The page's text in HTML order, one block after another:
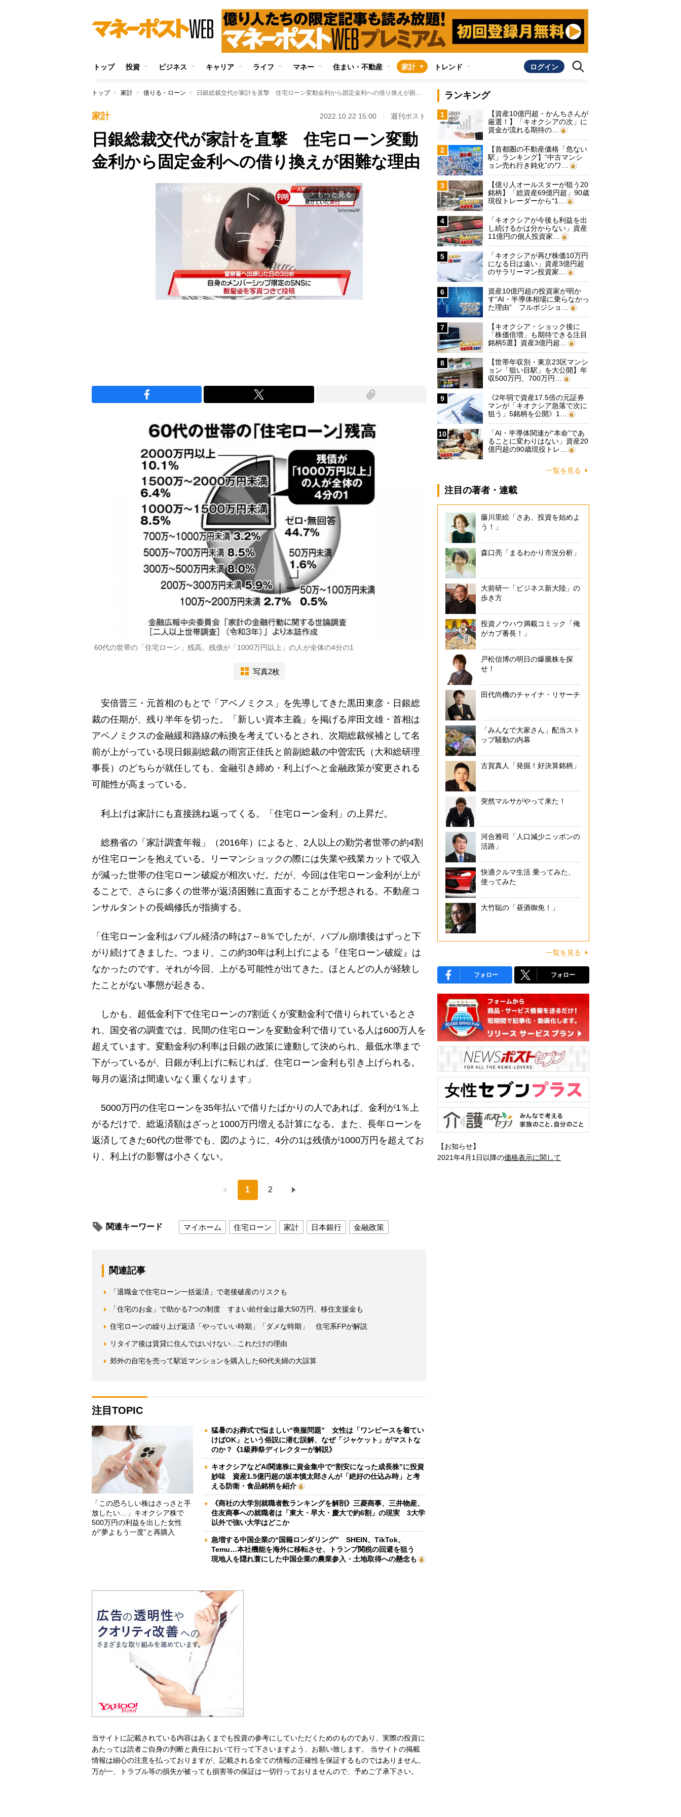
トップ 投資 ビジネス キャリア ライフ マネー 住まい・不動産 家計 トレンド ログイン
トップ 家計 借りる・ローン 日銀総裁交代が家計を直撃 住宅ローン変動金利から固定金利への借り換えが困難な理由
家計 2022.10.22 15:00 週刊ポスト
日銀総裁交代が家計を直撃 住宅ローン変動
金利から固定金利への借り換えが困難な理由
arrow_forward_ios もっと見る
60代の世帯の「住宅ローン」残高。残債が「1000万円以上」の人が全体の4分の1
写真2枚
安倍晋三・元首相のもとで「アベノミクス」を先導してきた黒田東彦・日銀総
裁の任期が、残り半年を切った。「新しい資本主義」を掲げる岸田文雄・首相は
アベノミクスの金融緩和路線の転換を考えているとされ、次期総裁候補として名
前が上がっている現日銀副総裁の雨宮正佳氏と前副総裁の中曽宏氏（大和総研理
事長）のどちらが就任しても、金融引き締め・利上げへと金融政策が変更される
可能性が高まっている。
利上げは家計にも直接跳ね返ってくる。「住宅ローン金利」の上昇だ。
総務省の「家計調査年報」（2016年）によると、2人以上の勤労者世帯の約4割
が住宅ローンを抱えている。リーマンショックの際には失業や残業カットで収入
が減った世帯の住宅ローン破綻が相次いだ。だが、今回は住宅ローン金利が上が
ることで、さらに多くの世帯が返済困難に直面することが予想される。不動産コ
ンサルタントの長嶋修氏が指摘する。
「住宅ローン金利はバブル経済の時は7～8％でしたが、バブル崩壊後はずっと下
がり続けてきました。つまり、この約30年は利上げによる『住宅ローン破綻』は
なかったのです。それが今回、上がる可能性が出てきた。ほとんどの人が経験し
たことがない事態が起きる。
しかも、超低金利下で住宅ローンの7割近くが変動金利で借りられているとさ
れ、国交省の調査では、民間の住宅ローンを変動金利で借りている人は600万人を
超えています。変動金利の利率は日銀の政策に連動して決められ、最低水準まで
下がっているが、日銀が利上げに転じれば、住宅ローン金利も引き上げられる。
毎月の返済は間違いなく重くなります」
5000万円の住宅ローンを35年払いで借りたばかりの人であれば、金利が1％上
がるだけで、総返済額はざっと1000万円増える計算になる。また、長年ローンを
返済してきた60代の世帯でも、図のように、4分の1は残債が1000万円を超えてお
り、利上げの影響は小さくない。
1 2
関連キーワード マイホーム 住宅ローン 家計 日本銀行 金融政策
関連記事
「退職金で住宅ローン一括返済」で老後破産のリスクも
「住宅のお金」で助かる7つの制度 すまい給付金は最大50万円、移住支援金も
住宅ローンの繰り上げ返済「やっていい時期」「ダメな時期」 住宅系FPが解説
リタイア後は賃貸に住んではいけない…これだけの理由
郊外の自宅を売って駅近マンションを購入した60代夫婦の大誤算
注目TOPIC
「この恐ろしい株はさっさと手
放したい…」キオクシア株で
500万円の利益を出した女性
が“夢よもう一度”と再購入
猛暑のお葬式で悩ましい“喪服問題” 女性は「ワンピースを着てい
けばOK」という俗説に潜む誤解、なぜ「ジャケット」がマストな
のか？《1級葬祭ディレクターが解説》
キオクシアなどAI関連株に資金集中で“割安になった成長株”に投資
妙味 資産1.5億円超の坂本慎太郎さんが「絶好の仕込み時」と考
える防衛・食品銘柄を紹介
《商社の大学別就職者数ランキングを解剖》三菱商事、三井物産、
住友商事への就職者は「東大・早大・慶大で約6割」の現実 3大学
以外で強い大学はどこか
急増する中国企業の“国籍ロンダリング” SHEIN、TikTok、
Temu…本社機能を海外に移転させ、トランプ関税の回避を狙う
現地人を隠れ蓑にした中国企業の農業参入・土地取得への懸念も
当サイトに記載されている内容はあくまでも投資の参考にしていただくためのものであり、実際の投資に
あたっては読者ご自身の判断と責任において行って下さいますよう、お願い致します。 当サイトの掲載
情報は細心の注意を払っておりますが、記載される全ての情報の正確性を保証するものではありません。
万が一、トラブル等の損失が被っても損害等の保証は一切行っておりませんので、予めご了承下さい。
ランキング
1
【資産10億円超・かんちさんが
厳選！】「キオクシアの次」に
資金が流れる期待の…
2
【首都圏の不動産価格「危ない
駅」ランキング】“中古マンシ
ョン売れ行き鈍化”のワ…
3
【億り人オールスターが狙う20
銘柄】「総資産69億円超」90歳
現役トレーダーから“1…
4
「キオクシアが今後も利益を出
し続けるかは分からない」資産
11億円の個人投資家…
5
「キオクシアが再び株価10万円
になる日は遠い」資産3億円超
のサラリーマン投資家…
6
資産10億円超の投資家が明か
す“AI・半導体相場に乗らなかっ
た理由” フルポジショ…
7
【キオクシア・ショック後に
「株価倍増」も期待できる注目
銘柄5選】資産3億円超…
8
【世帯年収別・東京23区マンシ
ョン「狙い目駅」を大公開】年
収500万円、700万円…
9
《2年弱で資産17.5倍の元証券
マンが「キオクシア急落で次に
狙う」5銘柄を公開》1…
10
「AI・半導体関連が“本命”であ
ることに変わりはない」資産20
億円超の90歳現役トレ…
一覧を見る
注目の著者・連載
藤川里絵「さあ、投資を始めよ
う！」
森口亮「まるわかり市況分析」
大前研一「ビジネス新大陸」の
歩き方
投資ノウハウ満載コミック「俺
がカブ番長！」
戸松信博の明日の爆騰株を探
せ！
田代尚機のチャイナ・リサーチ
「みんなで大家さん」配当スト
ップ騒動の内幕
古賀真人「発掘！好決算銘柄」
突然マルサがやって来た！
河合雅司「人口減少ニッポンの
活路」
快適クルマ生活 乗ってみた、
使ってみた
大竹聡の「昼酒御免！」
一覧を見る
フォロー フォロー
【お知らせ】
2021年4月1日以降の価格表示に関して